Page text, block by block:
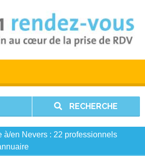
RECHERCHE
à/en Nevers : 22 professionnels